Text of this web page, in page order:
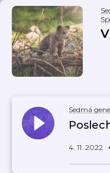
Sedmá
4. 11. 2022